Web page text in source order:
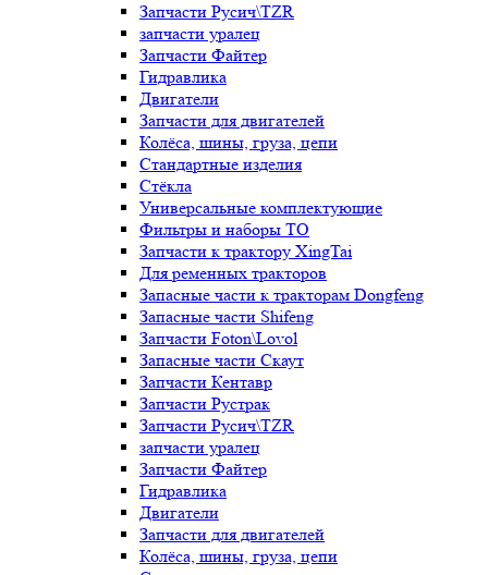
Запчасти Русич\TZR
запчасти уралец
Запчасти Файтер
Гидравлика
Двигатели
Запчасти для двигателей
Колёса, шины, груза, цепи
Стандартные изделия
Стёкла
Универсальные комплектующие
Фильтры и наборы ТО
Запчасти к трактору XingTai
Для ременных тракторов
Запасные части к тракторам Dongfeng
Запасные части Shifeng
Запчасти Foton\Lovol
Запасные части Скаут
Запчасти Кентавр
Запчасти Рустрак
Запчасти Русич\TZR
запчасти уралец
Запчасти Файтер
Гидравлика
Двигатели
Запчасти для двигателей
Колёса, шины, груза, цепи